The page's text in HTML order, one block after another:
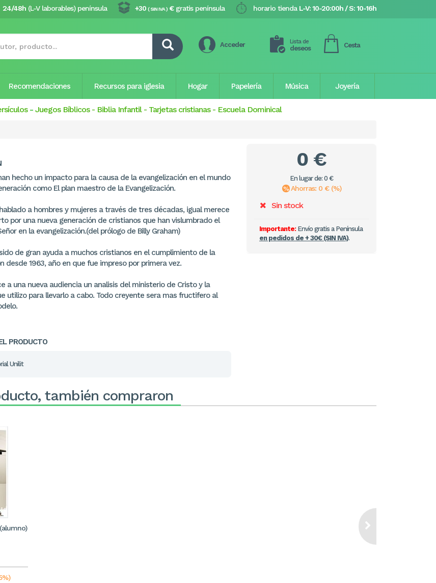
horario tienda L-V: 10-20:00h / S: 10-16h
+30 ( SIN IVA ) €gratis península
24/48h (L-V laborables) península
Acceder Lista de
deseos Cesta
Recomendaciones Recursos para iglesia Hogar Papelería Música Joyería
- Juegos Bíblicos- Biblia Infantil- Tarjetas cristianas - Escuela Dominical
hecho un impacto para la causa de la evangelización en el mundo
como El plan maestro de la Evangelización.
a hombres y mujeres a través de tres décadas, igual merece
por una nueva generación de cristianos que han vislumbrado el
en la evangelización.(del prólogo de Billy Graham)
de gran ayuda a muchos cristianos en el cumplimiento de la
desde 1963, año en que fue impreso por primera vez.
a una nueva audiencia un analisis del ministerio de Cristo y la
utilizo para llevarlo a cabo. Todo creyente sera mas fructifero al
PRODUCTO
Unilit
0 €
En lugar de: 0 €
Ahorras: 0 € (%)
Sin stock
Importante:Envío gratis a Península
en pedidos de + 30€ (SIN IVA).
también compraron